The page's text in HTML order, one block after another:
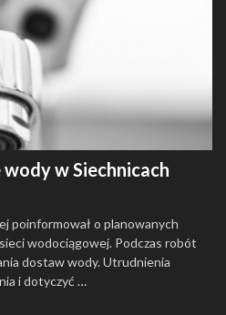
w Siechnicach
poinformował o planowanych
wodociągowej. Podczas robót
dostaw wody. Utrudnienia
i dotyczyć …